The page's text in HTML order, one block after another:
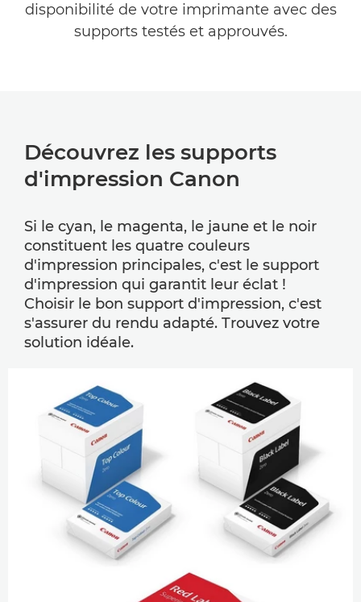
disponibilité de votre imprimante avec des
supports testés et approuvés.
Découvrez les supports
d'impression Canon
Si le cyan, le magenta, le jaune et le noir
constituent les quatre couleurs
d'impression principales, c'est le support
d'impression qui garantit leur éclat !
Choisir le bon support d'impression, c'est
s'assurer du rendu adapté. Trouvez votre
solution idéale.